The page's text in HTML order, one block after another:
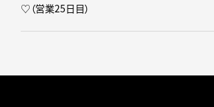
♡（営業25日目）